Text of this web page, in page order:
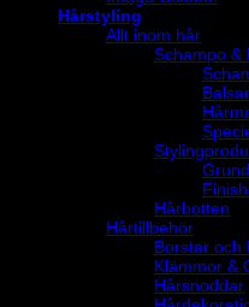
Hårstyling
Allt inom hår
Schampo &
Hårbotten
Hårtillbehör
Borstar och
Klämmor &
Hårsnoddar